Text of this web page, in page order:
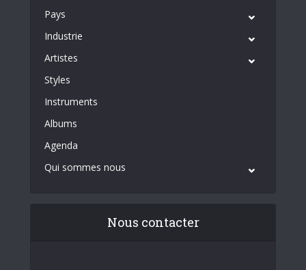
Pays
Industrie
Artistes
Styles
Instruments
Albums
Agenda
Qui sommes nous
Nous contacter